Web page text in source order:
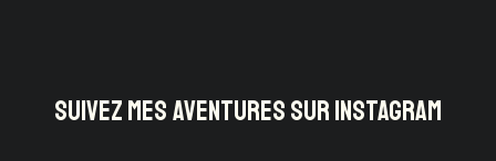
SUIVEZ MES AVENTURES SUR INSTAGRAM